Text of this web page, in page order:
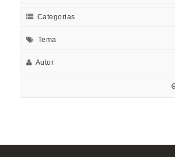
Categorias
Tema
Autor